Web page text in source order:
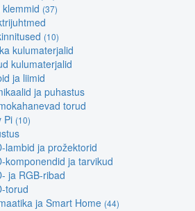
(37)
(10)
kulumaterjalid
kulumaterjalid
ja liimid
ja puhastus
torud
Pi (10)
lambid ja prožektorid
komponendid ja tarvikud
ja RGB-ribad
torud
ja Smart Home (44)